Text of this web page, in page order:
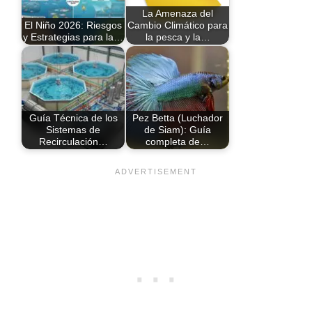
El Niño 2026: Riesgos
y Estrategias para la…
La Amenaza del
Cambio Climático para
la pesca y la…
Guía Técnica de los
Sistemas de
Recirculación…
Pez Betta (Luchador
de Siam): Guía
completa de…